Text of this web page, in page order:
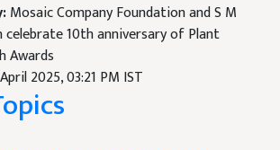
Mosaic Company Foundation and S M
celebrate 10th anniversary of Plant
Awards
2025, 03:21 PM IST